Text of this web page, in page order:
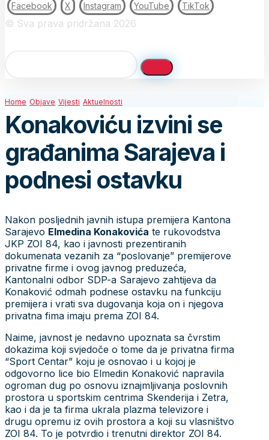
Facebook X Instagram YouTube TikTok
© Sva prava pridržana 2026
Home Objave Vijesti Aktuelnosti
Konakoviću izvini se
građanima Sarajeva i
podnesi ostavku
Nakon posljednih javnih istupa premijera Kantona
Sarajevo Elmedina Konakovića te rukovodstva
JKP ZOI 84, kao i javnosti prezentiranih
dokumenata vezanih za “poslovanje” premijerove
privatne firme i ovog javnog preduzeća,
Kantonalni odbor SDP-a Sarajevo zahtijeva da
Konaković odmah podnese ostavku na funkciju
premijera i vrati sva dugovanja koja on i njegova
privatna fima imaju prema ZOI 84.
Naime, javnost je nedavno upoznata sa čvrstim
dokazima koji svjedoče o tome da je privatna firma
“Sport Centar” koju je osnovao i u kojoj je
odgovorno lice bio Elmedin Konaković napravila
ogroman dug po osnovu iznajmljivanja poslovnih
prostora u sportskim centrima Skenderija i Zetra,
kao i da je ta firma ukrala plazma televizore i
drugu opremu iz ovih prostora a koji su vlasništvo
ZOI 84. To je potvrdio i trenutni direktor ZOI 84.